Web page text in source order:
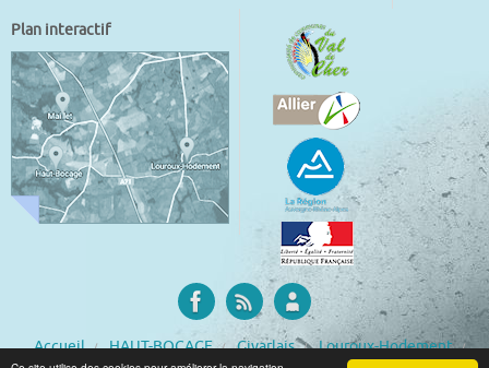
Plan interactif
Accueil HAUT-BOCAGE Givarlais
Louroux-Hodement